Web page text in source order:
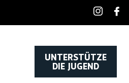
UNTERSTÜTZE
DIE JUGEND